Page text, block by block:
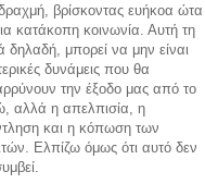
βρίσκοντας ευήκοα ώτα
κατάκοπη κοινωνία. Αυτή τη
δηλαδή, μπορεί να μην είναι
δυνάμεις που θα
την έξοδο μας από το
αλλά η απελπισία, η
και η κόπωση των
Ελπίζω όμως ότι αυτό δεν